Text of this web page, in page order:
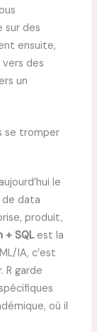
sur des
ensuite,
des
un
se tromper
le
de data
produit,
+ SQLest la
IA, c’est
R garde
où il